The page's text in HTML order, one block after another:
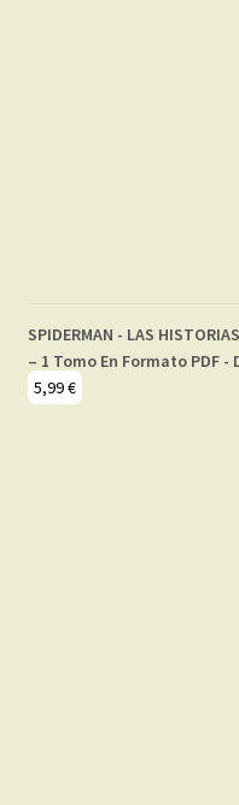
SPIDERMAN - LAS
– 1 Tomo En Formato PDF
5,99€